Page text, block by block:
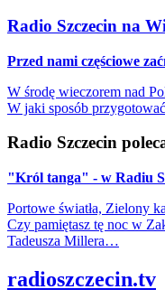
Radio Szczecin na
Przed nami częściowe
W środę wieczorem nad
W jaki sposób
Radio Szczecin
"Król tanga" - w Radiu
Portowe światła, Zielony
Czy pamiętasz tę noc w
Tadeusza Millera…
radioszczecin.tv